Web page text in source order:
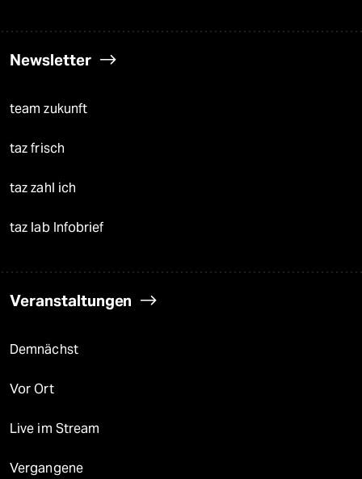
Newsletter
team zukunft
taz frisch
taz zahl ich
taz lab Infobrief
Veranstaltungen
Demnächst
Vor Ort
Live im Stream
Vergangene